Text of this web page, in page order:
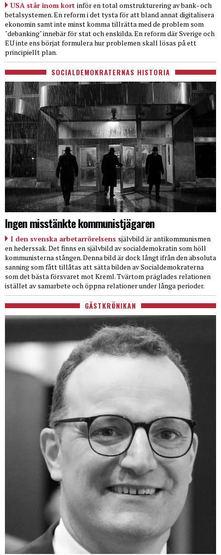
USA står inom kort inför en total omstrukturering av bank- och
betalsystemen. En reform i det tysta för att bland annat digitalisera
ekonomin samt inte minst komma tillrätta med de problem som
"debanking" innebär för stat och enskilda. En reform där Sverige och
EU inte ens börjat formulera hur problemen skall lösas på ett
principiellt plan.
SOCIALDEMOKRATERNAS HISTORIA
Ingen misstänkte kommunistjägaren
I den svenska arbetarrörelsens självbild är antikommunismen
en hederssak. Det finns en självbild av socialdemokratin som höll
kommunisterna stången. Denna bild är dock långt ifrån den absoluta
sanning som fått tillåtas att sätta bilden av Socialdemokraterna
som det bästa försvaret mot Kreml. Tvärtom präglades relationen
istället av samarbete och öppna relationer under långa perioder.
GÄSTKRÖNIKAN